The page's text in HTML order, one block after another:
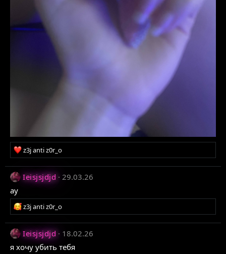
Р
е
а
к
ї
:
z3j anti z0r_o
Ieisjsjdjd
29.03.26
ау
Р
е
а
к
і
z3j anti z0r_o
Ieisjsjdjd
18.02.26
я хочу убить тебя